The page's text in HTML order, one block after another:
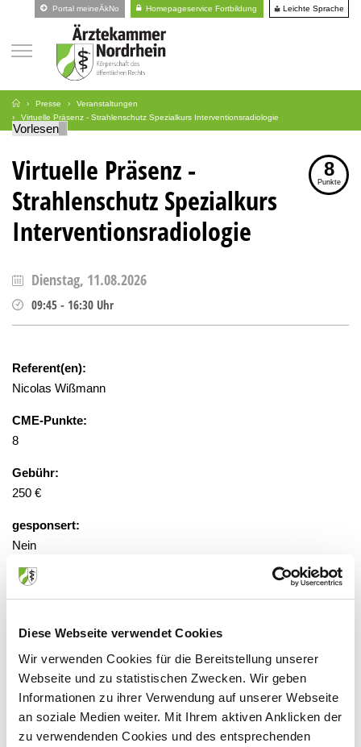
Diese Webseite verwendet Cookies
Wir verwenden Cookies für die Bereitstellung unserer
Webseite und zu statistischen Zwecken. Wir geben
Informationen zu ihrer Verwendung auf unserer Webseite
an soziale Medien weiter. Mit Ihrem aktiven Anklicken der
zu verwendenden Cookies und des entsprechenden
Portal meineÄkNo Homepageservice Fortbildung Leichte Sprache
Presse
Veranstaltungen
Virtuelle Präsenz - Strahlenschutz Spezialkurs Interventionsradiologie
Vorlesen
Virtuelle Präsenz -
Strahlenschutz Spezialkurs
Interventionsradiologie
8
Punkte
Dienstag, 11.08.2026
09:45 - 16:30 Uhr
Referent(en):
Nicolas Wißmann
CME-Punkte:
8
Gebühr:
250 €
gesponsert:
Nein
Anmeldung erforderlich
Veranstaltungsort:
Virtuelle Präsenz, 50670 Köln